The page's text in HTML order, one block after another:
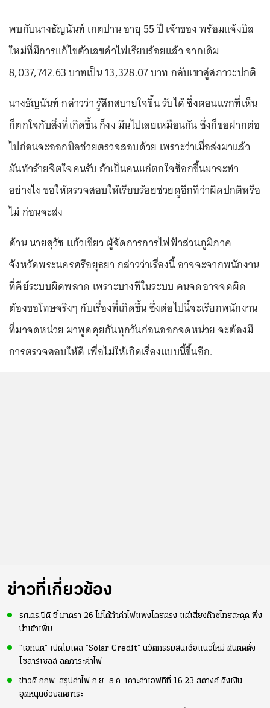
พบกับนางธัญนันท์ เกตปาน อายุ 55 ปี เจ้าของ พร้อมแจ้งบิล
ใหม่ที่มีการแก้ไขตัวเลขค่าไฟเรียบร้อยแล้ว จากเดิม
8,037,742.63 บาทเป็น 13,328.07 บาท กลับเขาสู่สภาวะปกติ
นางธัญนันท์ กล่าวว่า รู้สึกสบายใจขึ้น รับได้ ซึ่งตอนแรกที่เห็น
ก็ตกใจกับสิ่งที่เกิดขึ้น ก็งง มึนไปเลยเหมือนกัน ซึ่งก็ขอฝากต่อ
ไปก่อนจะออกบิลช่วยตรวจสอบด้วย เพราะว่าเมื่อส่งมาแล้ว
มันทำร้ายจิตใจคนรับ ถ้าเป็นคนแก่ตกใจช็อกขึ้นมาจะทำ
อย่างไง ขอให้ตรวจสอบให้เรียบร้อยช่วยดูอีกทีว่าผิดปกติหรือ
ไม่ ก่อนจะส่ง
ด้าน นายสุวัช แก้วเขียว ผู้จัดการการไฟฟ้าส่วนภูมิภาค
จังหวัดพระนครศรีอยุธยา กล่าวว่าเรื่องนี้ อาจจะจากพนักงาน
ที่คีย์ระบบผิดพลาด เพราะบางทีในระบบ คนจดอาจจดผิด
ต้องขอโทษจริงๆ กับเรื่องที่เกิดขึ้น ซึ่งต่อไปนี้จะเรียกพนักงาน
ที่มาจดหน่วย มาพูดคุยกันทุกวันก่อนออกจดหน่วย จะต้องมี
การตรวจสอบให้ดี เพื่อไม่ให้เกิดเรื่องแบบนี้ขึ้นอีก.
ข่าวที่เกี่ยวข้อง
รศ.ดร.ปิติ ชี้ มาตรา 26 ไม่ได้ทำค่าไฟแพงโดยตรง แต่เสี่ยงก๊าซไทยสะดุด พึ่ง
นำเข้าเพิ่ม
“เอกนิติ” เปิดโมเดล “Solar Credit” นวัตกรรมสินเชื่อแนวใหม่ ดันติดตั้ง
โซลาร์เซลล์ ลดภาระค่าไฟ
ข่าวดี กกพ. สรุปค่าไฟ ก.ย.-ธ.ค. เคาะค่าเอฟทีที่ 16.23 สตางค์ ดึงเงิน
อุดหนุนช่วยลดภาระ